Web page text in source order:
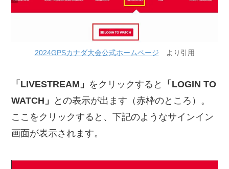
2024GPSカナダ大会公式ホームページ より引用
「LIVESTREAM」 をクリックすると
「LOGIN TO
WATCH」
との表示が出ます（赤枠のところ）。
ここをクリックすると、下記のようなサインイン
画面が表示されます。